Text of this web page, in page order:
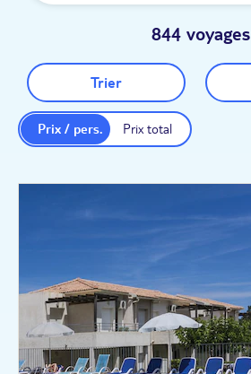
844 voyages
Trier
Prix total
Prix / pers.